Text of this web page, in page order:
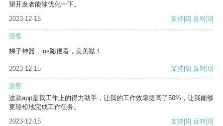
望开发者能够优化一下。
2023-12-15
支持[0] 反对[0]
游客
梯子神器，ins随便看，美美哒！
2023-12-15 支持[0] 反对[0]
游客
这款app是我工作上的得力助手，让我的工作效率提高了50%，让我能够
更轻松地完成工作任务。
2023-12-15
支持[0] 反对[0]